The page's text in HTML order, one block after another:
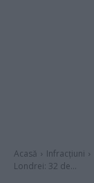
Acasă Infracțiuni
Londrei: 32 de...